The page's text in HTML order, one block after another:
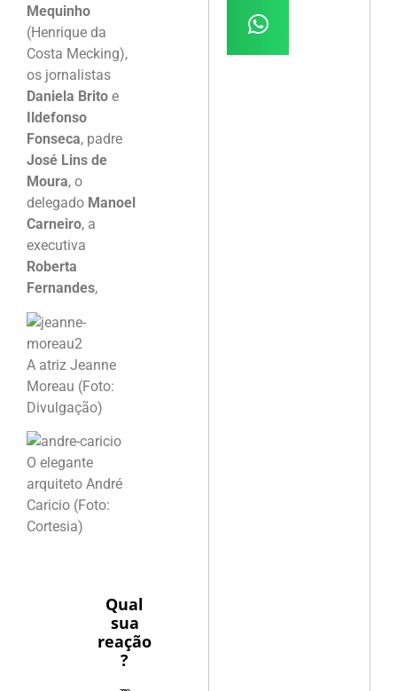
Mequinho
(Henrique da
Costa Mecking),
os jornalistas
Daniela Brito e
Ildefonso
Fonseca, padre
José Lins de
Moura, o
delegado Manoel
Carneiro, a
executiva
Roberta
Fernandes,
A atriz Jeanne
Moreau (Foto:
Divulgação)
O elegante
arquiteto André
Caricio (Foto:
Cortesia)
Qual
sua
reação
?